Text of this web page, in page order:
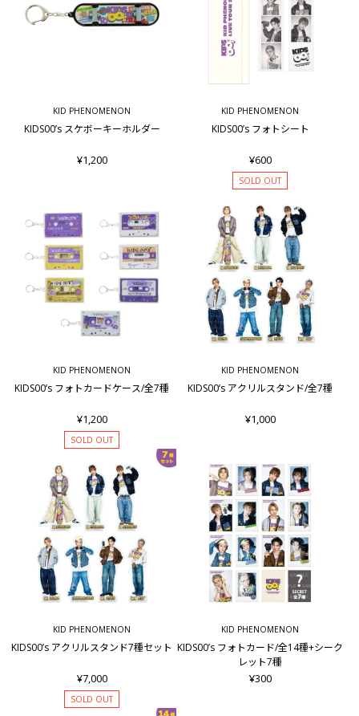
KID PHENOMENON
KIDS00’s スケボーキーホルダー
¥1,200
KID PHENOMENON
KIDS00’s フォトシート
¥600
SOLD OUT
KID PHENOMENON
KIDS00’s フォトカードケース/全7種
¥1,200
SOLD OUT
KID PHENOMENON
KIDS00’s アクリルスタンド/全7種
¥1,000
KID PHENOMENON
KIDS00’s アクリルスタンド7種セット
¥7,000
SOLD OUT
KID PHENOMENON
KIDS00’s フォトカード/全14種+シーク
レット7種
¥300